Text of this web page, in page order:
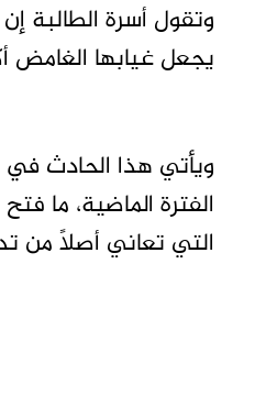
وتقول أسرة الطالبة
يجعل غيابها الغامض
ويأتي هذا الحادث
الفترة الماضية، ما
التي تعاني أصلًا من